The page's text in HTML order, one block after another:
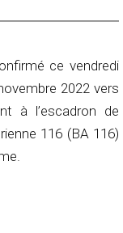
ce vendredi
2022 vers
à l’escadron de
116 (BA 116)